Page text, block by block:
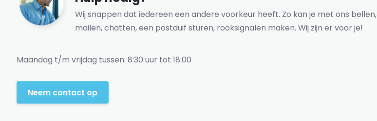
Wij snappen dat iedereen een andere voorkeur heeft. Zo kan je met ons bellen,
mailen, chatten, een postduif sturen, rooksignalen maken. Wij zijn er voor je!
Maandag t/m vrijdag tussen: 8:30 uur tot 18:00
Neem contact op